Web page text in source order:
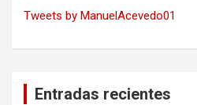
Tweets by ManuelAcevedo01
Entradas recientes